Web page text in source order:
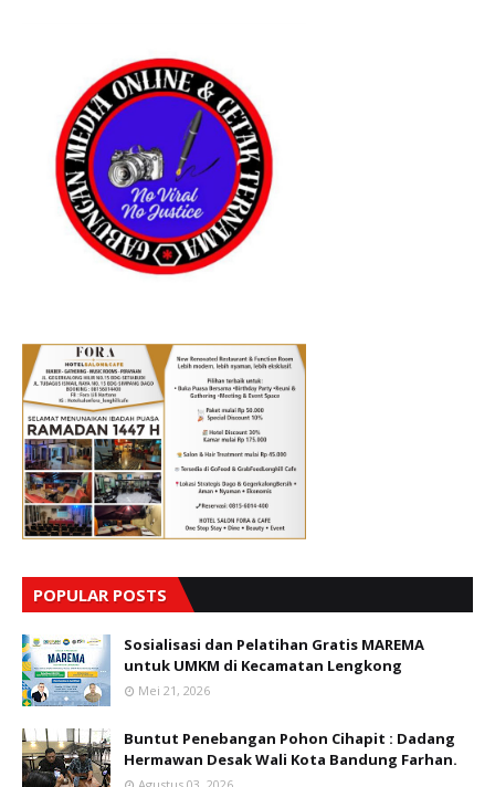
POPULAR POSTS
Sosialisasi dan Pelatihan Gratis MAREMA
untuk UMKM di Kecamatan Lengkong
Mei 21, 2026
Buntut Penebangan Pohon Cihapit : Dadang
Hermawan Desak Wali Kota Bandung Farhan.